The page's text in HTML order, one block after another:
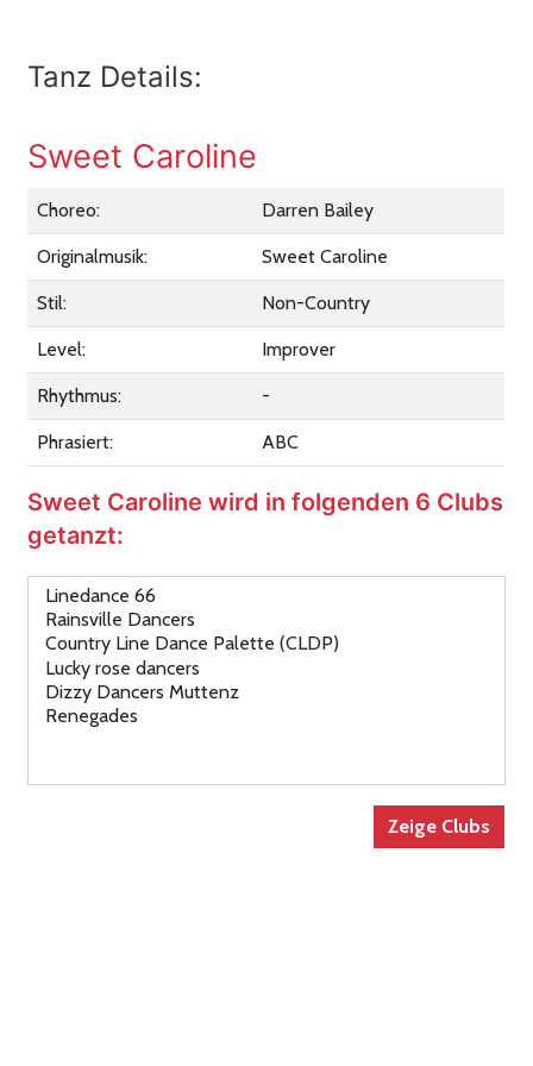
Tanz Details:
Sweet Caroline
Choreo: Darren Bailey
Originalmusik: Sweet Caroline
Stil: Non-Country
Level: Improver
Rhythmus: -
Phrasiert: ABC
Sweet Caroline wird in folgenden 6 Clubs
getanzt: